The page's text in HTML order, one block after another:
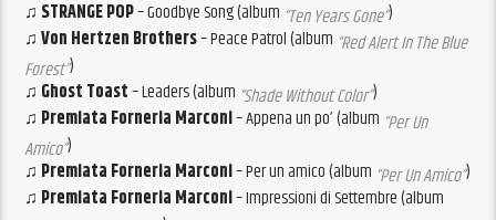
♫ STRANGE POP– Goodbye Song (album “Ten Years Gone”)
♫ Von Hertzen Brothers– Peace Patrol (album “Red Alert In The Blue
Forest”)
♫ Ghost Toast– Leaders (album “Shade Without Color”)
♫ Premiata Forneria Marconi– Appena un po’ (album “Per Un
Amico”)
♫ Premiata Forneria Marconi– Per un amico (album “Per Un Amico”)
♫ Premiata Forneria Marconi– Impressioni di Settembre (album